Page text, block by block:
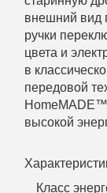
внешний вид
ручки
цвета и
в
передовой
HomeMADE™
высокой
Класс